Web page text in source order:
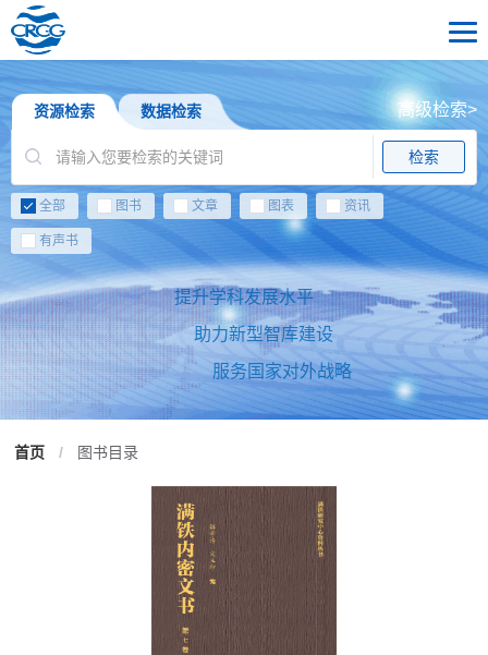
资源检索 数据检索
检索
高级检索>
全部 图书 文章 图表 资讯
有声书
提升学科发展水平
助力新型智库建设
服务国家对外战略
首页 / 图书目录